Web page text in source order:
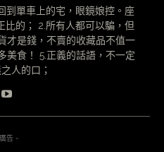
到單車上的宅，眼鏡娘控。座
比的； 2.所有人都可以騙，但
才是錢，不賣的收藏品不值一
美食！ 5.正義的話語，不一定
人的口；
告 -